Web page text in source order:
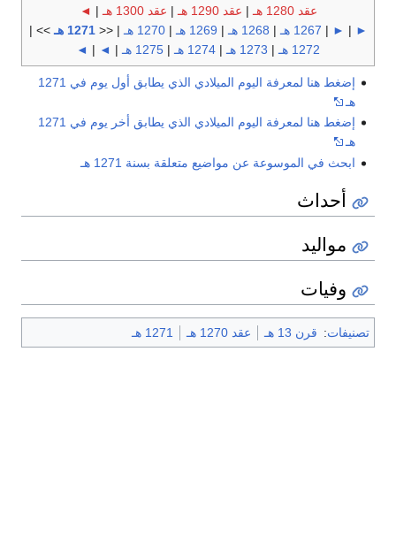
عقد 1280 هـ
| عقد 1290 هـ | عقد 1300 هـ |
◄
►
|
►
| 1267 هـ | 1268 هـ | 1269 هـ |1270 هـ | <<1271 هـ
>> |
1272 هـ
| 1273 هـ | 1274 هـ | 1275 هـ |
◄
|
◄
إضغط هنا لمعرفة اليوم الميلادي الذي يطابق أول يوم في 1271
هـ
إضغط هنا لمعرفة اليوم الميلادي الذي يطابق أخر يوم في 1271
هـ
ابحث في الموسوعة عن مواضيع متعلقة بسنة 1271 هـ
أحداث
مواليد
وفيات
تصنيفات: قرن 13 هـ عقد 1270 هـ 1271 هـ